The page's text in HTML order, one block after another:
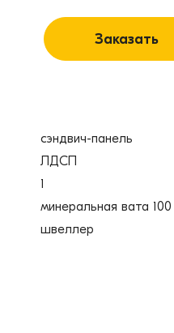
Заказать
сэндвич-панель
ЛДСП
1
минеральная вата
швеллер